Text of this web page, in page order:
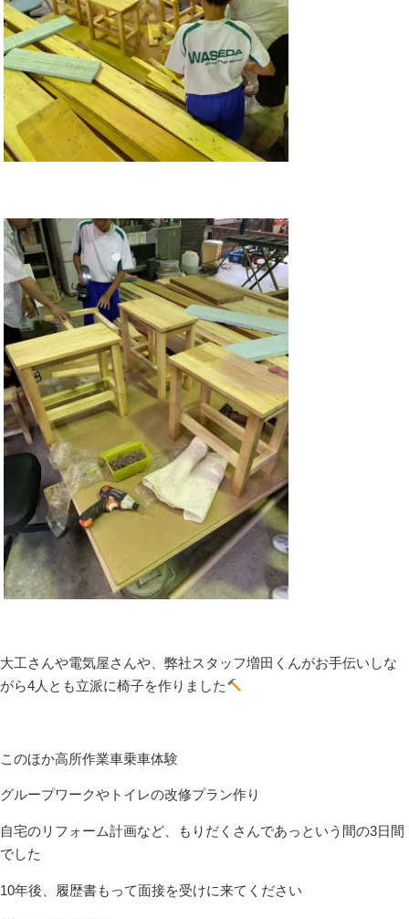
大工さんや電気屋さんや、弊社スタッフ増田くんがお手伝いしな
がら4人とも立派に椅子を作りました
このほか高所作業車乗車体験
グループワークやトイレの改修プラン作り
自宅のリフォーム計画など、もりだくさんであっという間の3日間
でした
10年後、履歴書もって面接を受けに来てください